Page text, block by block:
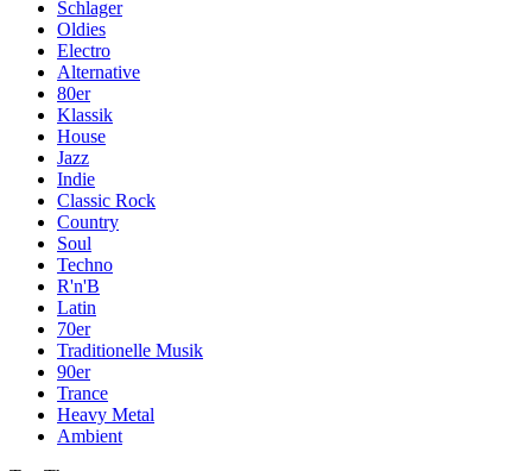
Schlager
Oldies
Electro
Alternative
80er
Klassik
House
Jazz
Indie
Classic Rock
Country
Soul
Techno
R'n'B
Latin
70er
Traditionelle Musik
90er
Trance
Heavy Metal
Ambient